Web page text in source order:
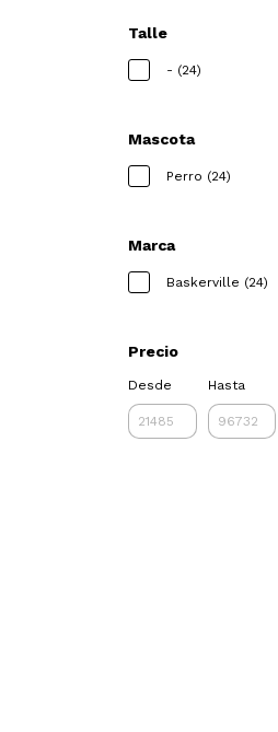
Talle
- (24)
Mascota
Perro (24)
Marca
Baskerville (24)
Precio
Desde Hasta